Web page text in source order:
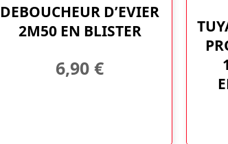
DEBOUCHEUR D’EVIER
2M50 EN BLISTER
6,90 €